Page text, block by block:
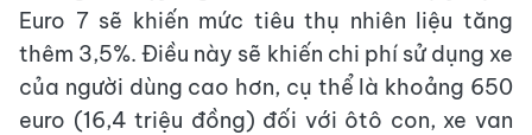
Euro 7 sẽ khiến mức tiêu thụ nhiên liệu tăng
thêm 3,5%. Điều này sẽ khiến chi phí sử dụng xe
của người dùng cao hơn, cụ thể là khoảng 650
euro (16,4 triệu đồng) đối với ôtô con, xe van